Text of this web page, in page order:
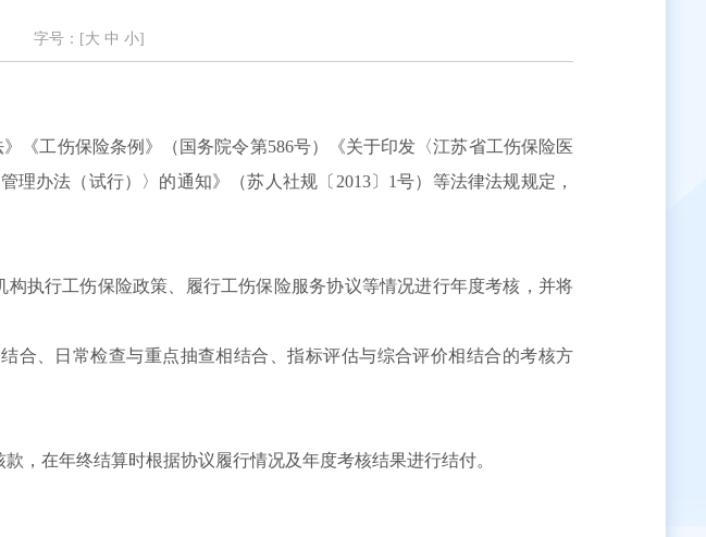
字号：[大 中 小]
《工伤保险条例》（国务院令第586号）《关于印发〈江苏省工伤保险医
办法（试行）〉的通知》（苏人社规〔2013〕1号）等法律法规规定，
执行工伤保险政策、履行工伤保险服务协议等情况进行年度考核，并将
合、日常检查与重点抽查相结合、指标评估与综合评价相结合的考核方
，在年终结算时根据协议履行情况及年度考核结果进行结付。